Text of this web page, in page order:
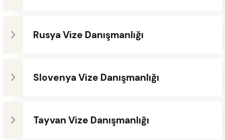
Rusya Vize Danışmanlığı
Slovenya Vize Danışmanlığı
Tayvan Vize Danışmanlığı